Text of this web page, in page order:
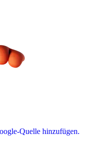
Quelle hinzufügen.